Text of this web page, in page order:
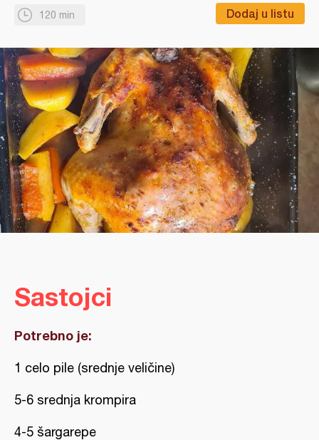
120 min Dodaj u listu
Sastojci
Potrebno je:
1 celo pile (srednje veličine)
5-6 srednja krompira
4-5 šargarepe